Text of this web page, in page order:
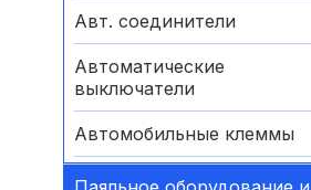
Авт. соединители
Автоматические
выключатели
Автомобильные клеммы
Аккумуляторные батареи